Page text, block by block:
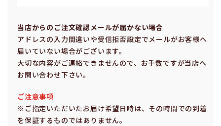
当店からのご注⽂確認メールが届かない場合
アドレスの⼊⼒間違いや受信拒否設定でメールがお客様へ
届いていない場合がございます。
⼤切な内容がご連絡できませんので、お⼿数ですが当店へ
お問い合わせ下さい。
ご注意事項
※ご指定いただいたお届け希望⽇時は、その時間での到着
を保証するものではありません。